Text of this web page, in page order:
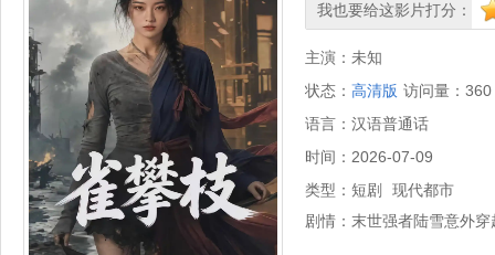
我也要给这影片打分：
很差较差还行推荐
主演： 未知
状态： 高清版 访问量： 360
语言： 汉语普通话
时间： 2026-07-09
类型： 短剧
现代都市
剧情： 末世强者陆雪意外